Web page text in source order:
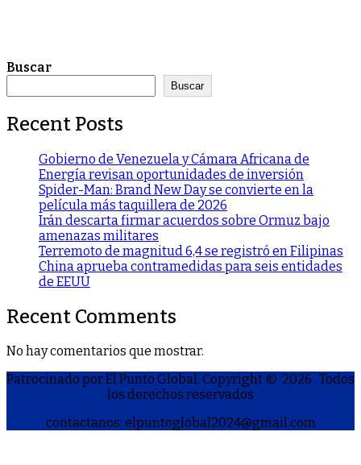
Buscar
Buscar
Recent Posts
Gobierno de Venezuela y Cámara Africana de
Energía revisan oportunidades de inversión
Spider-Man: Brand New Day se convierte en la
película más taquillera de 2026
Irán descarta firmar acuerdos sobre Ormuz bajo
amenazas militares
Terremoto de magnitud 6,4 se registró en Filipinas
China aprueba contramedidas para seis entidades
de EEUU
Recent Comments
No hay comentarios que mostrar.
Patrocinado por El Punto Global. Copyright © 2026 . Todos
los derechos reservados
contactanos: elpuntoglobal2024@gmail.com